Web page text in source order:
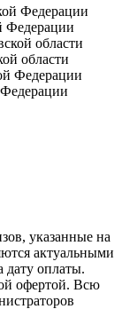
Федерации
области
указанные на
актуальными
дату оплаты.
офертой. Всю